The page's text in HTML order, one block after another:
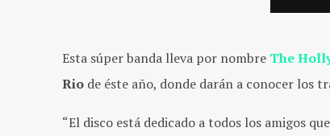
Esta súper banda lleva por nombre The
Rio de éste año, donde darán a conocer los
“El disco está dedicado a todos los amigos